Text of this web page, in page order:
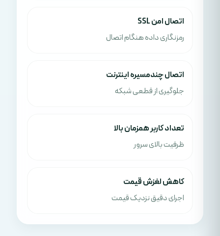
اتصال امن SSL
رمزنگاری داده هنگام اتصال
اتصال چندمسیره اینترنت
جلوگیری از قطعی شبکه
تعداد کاربر همزمان بالا
ظرفیت بالای سرور
کاهش لغزش قیمت
اجرای دقیق نزدیک قیمت